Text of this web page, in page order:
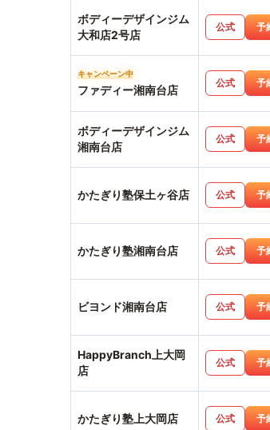
ボディーデザインジム
大和店2号店
公式 予
キャンペーン中
ファディー湘南台店
公式 予
ボディーデザインジム
湘南台店
公式 予
かたぎり塾保土ヶ谷店 公式 予
かたぎり塾湘南台店 公式 予
ビヨンド湘南台店 公式 予
HappyBranch上大岡
店
公式 予
かたぎり塾上大岡店 公式 予